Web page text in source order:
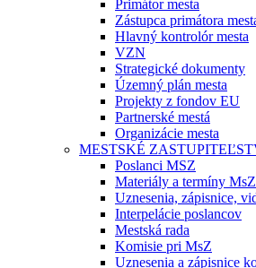
Primátor mesta
Zástupca primátora
Hlavný kontrolór mesta
VZN
Strategické dokumenty
Územný plán mesta
Projekty z fondov EU
Partnerské mestá
Organizácie mesta
MESTSKÉ
Poslanci MSZ
Materiály a termíny MsZ
Uznesenia, zápisnice,
Interpelácie poslancov
Mestská rada
Komisie pri MsZ
Uznesenia a zápisnice